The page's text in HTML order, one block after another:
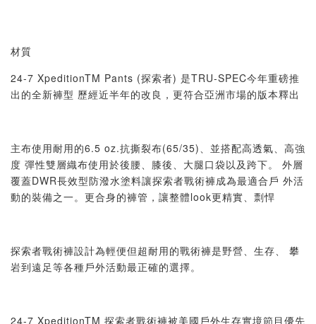
材質
24-7 XpeditionTM Pants (探索者) 是TRU-SPEC今年重磅推
出的全新褲型 歷經近半年的改良，更符合亞洲市場的版本釋出
主布使用耐用的6.5 oz.抗撕裂布(65/35)、並搭配高透氣、高強
度 彈性雙層織布使用於後腰、膝後、大腿口袋以及跨下。 外層
覆蓋DWR長效型防潑水塗料讓探索者戰術褲成為最適合戶 外活
動的裝備之一。更合身的褲管，讓整體look更精實、剽悍
探索者戰術褲設計為輕便但超耐用的戰術褲是野營、生存、 攀
岩到遠足等各種戶外活動最正確的選擇。
24-7 XpeditionTM 探索者戰術褲被美國戶外生存實境節目優先